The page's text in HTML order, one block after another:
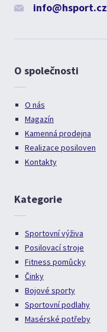
info@hsport.cz
O společnosti
O nás
Magazín
Kamenná prodejna
Realizace posiloven
Kontakty
Kategorie
Sportovní výživa
Posilovací stroje
Fitness pomůcky
Činky
Bojové sporty
Sportovní podlahy
Masérské potřeby